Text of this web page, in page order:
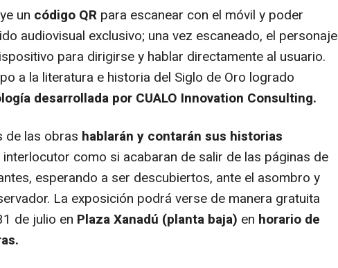
un código QR para escanear con el móvil y poder
audiovisual exclusivo; una vez escaneado, el personaje
para dirigirse y hablar directamente al usuario.
a la literatura e historia del Siglo de Oro logrado
desarrollada por CUALO Innovation Consulting.
de las obras hablarán y contarán sus historias
como si acabaran de salir de las páginas de
esperando a ser descubiertos, ante el asombro y
La exposición podrá verse de manera gratuita
de julio en Plaza Xanadú (planta baja) en horario de